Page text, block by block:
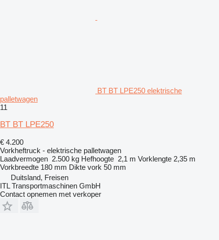
BT BT LPE250 elektrische
palletwagen
11
BT BT LPE250
€ 4.200
Vorkheftruck - elektrische palletwagen
Laadvermogen 2.500 kg Hefhoogte 2,1 m Vorklengte 2,35 m
Vorkbreedte 180 mm Dikte vork 50 mm
Duitsland, Freisen
ITL Transportmaschinen GmbH
Contact opnemen met verkoper